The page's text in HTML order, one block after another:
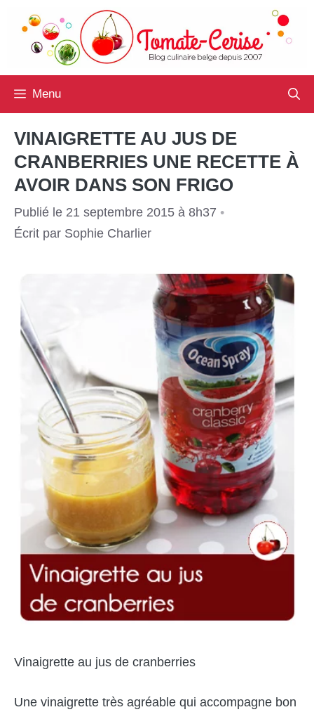
contenu
Menu
VINAIGRETTE AU JUS DE
CRANBERRIES UNE RECETTE À
AVOIR DANS SON FRIGO
Publié le 21 septembre 2015 à 8h37 •
Écrit par Sophie Charlier
Vinaigrette au jus de cranberries
Une vinaigrette très agréable qui accompagne bon